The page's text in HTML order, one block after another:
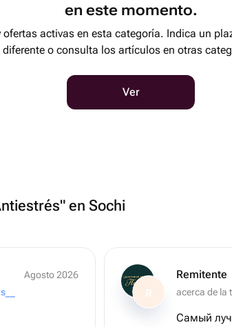
en este momento.
ofertas activas en esta categoría. Indica un
diferente o consulta los artículos en otras
Ver
en Sochi
Agosto 2026
R
Remitente
acerca de la
Самый